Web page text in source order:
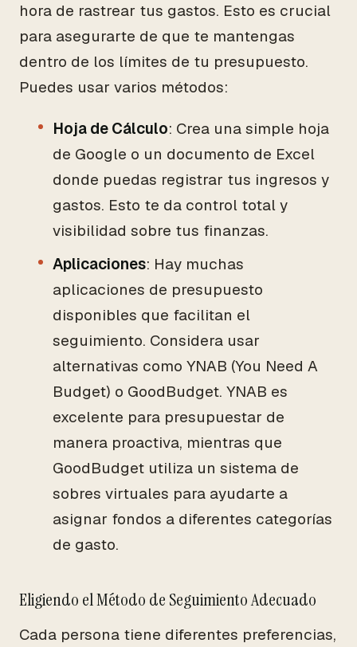
hora de rastrear tus gastos. Esto es crucial
para asegurarte de que te mantengas
dentro de los límites de tu presupuesto.
Puedes usar varios métodos:
Hoja de Cálculo: Crea una simple hoja
de Google o un documento de Excel
donde puedas registrar tus ingresos y
gastos. Esto te da control total y
visibilidad sobre tus finanzas.
Aplicaciones: Hay muchas
aplicaciones de presupuesto
disponibles que facilitan el
seguimiento. Considera usar
alternativas como YNAB (You Need A
Budget) o GoodBudget. YNAB es
excelente para presupuestar de
manera proactiva, mientras que
GoodBudget utiliza un sistema de
sobres virtuales para ayudarte a
asignar fondos a diferentes categorías
de gasto.
Eligiendo el Método de Seguimiento Adecuado
Cada persona tiene diferentes preferencias,